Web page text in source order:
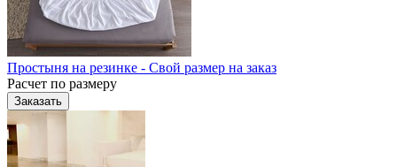
Простыня на резинке - Свой размер на заказ
Расчет по размеру
Заказать